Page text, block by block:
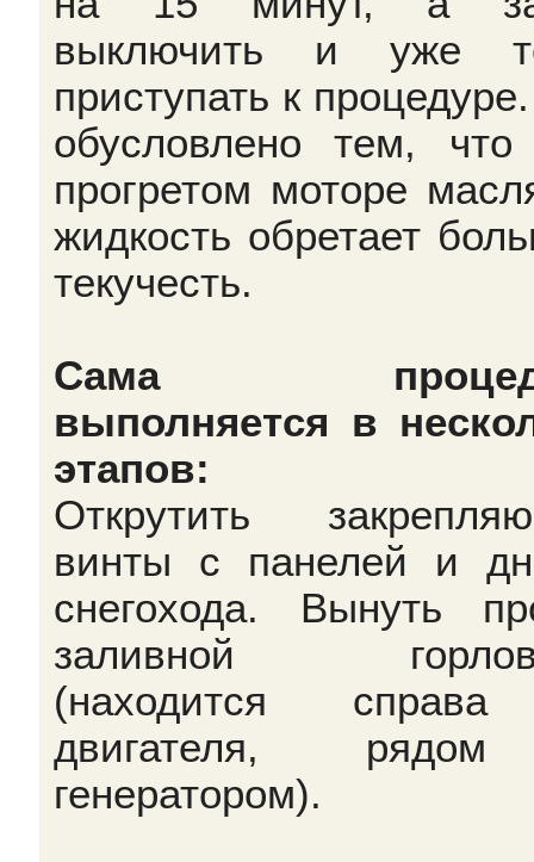
выключить и уже
приступать к
обусловлено тем,
прогретом моторе
жидкость обретает
текучесть.
Сама
выполняется в
этапов:
Открутить
винты с панелей и
снегохода. Вынуть
заливной
(находится
двигателя,
генератором).